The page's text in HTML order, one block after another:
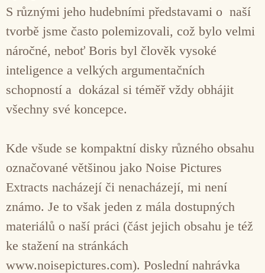
S různými jeho hudebními představami o naší
tvorbě jsme často polemizovali, což bylo velmi
náročné, neboť Boris byl člověk vysoké
inteligence a velkých argumentačních
schopností a dokázal si téměř vždy obhájit
všechny své koncepce.
Kde všude se kompaktní disky různého obsahu
označované většinou jako Noise Pictures
Extracts nacházejí či nenacházejí, mi není
známo. Je to však jeden z mála dostupných
materiálů o naší práci (část jejich obsahu je též
ke stažení na stránkách
www.noisepictures.com). Poslední nahrávka